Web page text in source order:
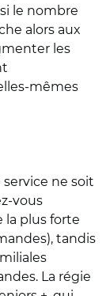
le nombre
alors aux
les
mêmes
service ne soit
vous
la plus forte
tandis
La régie